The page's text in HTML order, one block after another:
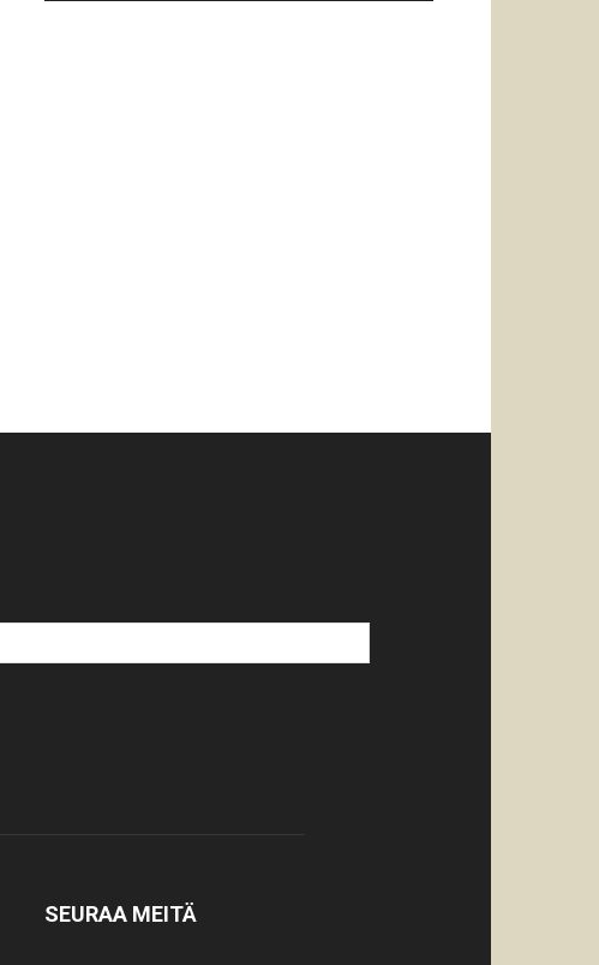
SEURAA MEITÄ